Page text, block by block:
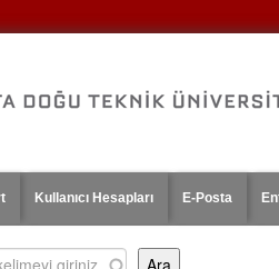
Kullanıcı Hesapları E-Posta
giriniz